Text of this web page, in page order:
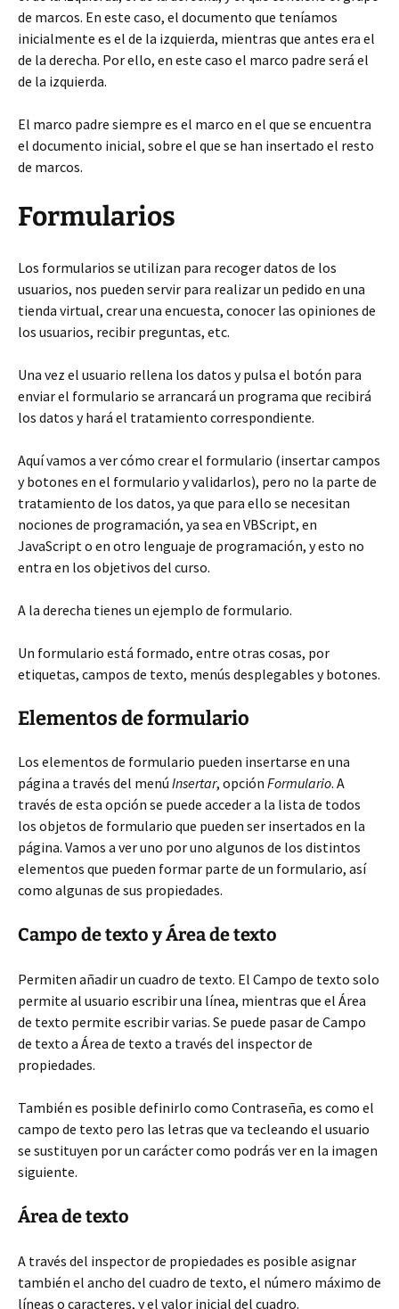
de marcos. En este caso, el documento que teníamos
inicialmente es el de la izquierda, mientras que antes era el
de la derecha. Por ello, en este caso el marco padre será el
de la izquierda.
El marco padre siempre es el marco en el que se encuentra
el documento inicial, sobre el que se han insertado el resto
de marcos.
Formularios
Los formularios se utilizan para recoger datos de los
usuarios, nos pueden servir para realizar un pedido en una
tienda virtual, crear una encuesta, conocer las opiniones de
los usuarios, recibir preguntas, etc.
Una vez el usuario rellena los datos y pulsa el botón para
enviar el formulario se arrancará un programa que recibirá
los datos y hará el tratamiento correspondiente.
Aquí vamos a ver cómo crear el formulario (insertar campos
y botones en el formulario y validarlos), pero no la parte de
tratamiento de los datos, ya que para ello se necesitan
nociones de programación, ya sea en VBScript, en
JavaScript o en otro lenguaje de programación, y esto no
entra en los objetivos del curso.
A la derecha tienes un ejemplo de formulario.
Un formulario está formado, entre otras cosas, por
etiquetas, campos de texto, menús desplegables y botones.
Elementos de formulario
Los elementos de formulario pueden insertarse en una
página a través del menú Insertar, opción Formulario. A
través de esta opción se puede acceder a la lista de todos
los objetos de formulario que pueden ser insertados en la
página. Vamos a ver uno por uno algunos de los distintos
elementos que pueden formar parte de un formulario, así
como algunas de sus propiedades.
Campo de texto y Área de texto
Permiten añadir un cuadro de texto. El Campo de texto solo
permite al usuario escribir una línea, mientras que el Área
de texto permite escribir varias. Se puede pasar de Campo
de texto a Área de texto a través del inspector de
propiedades.
También es posible definirlo como Contraseña, es como el
campo de texto pero las letras que va tecleando el usuario
se sustituyen por un carácter como podrás ver en la imagen
siguiente.
Área de texto
A través del inspector de propiedades es posible asignar
también el ancho del cuadro de texto, el número máximo de
líneas o caracteres, y el valor inicial del cuadro.